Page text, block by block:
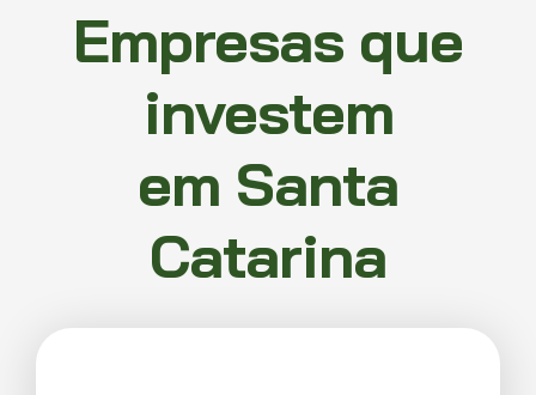
Empresas que
investem
em Santa
Catarina